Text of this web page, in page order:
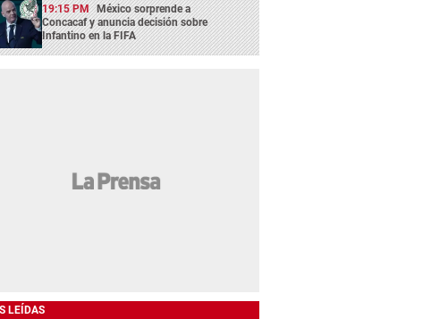
19:15 PM México sorprende a
Concacaf y anuncia decisión sobre
Infantino en la FIFA
LEÍDAS